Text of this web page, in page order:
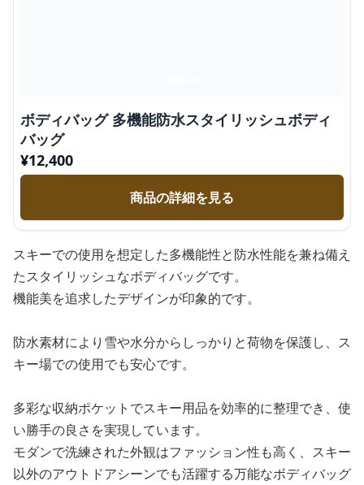
ボディバッグ 多機能防水スタイリッシュボディ
バッグ
¥12,400
商品の詳細を見る
スキーでの使用を想定した多機能性と防水性能を兼ね備え
たスタイリッシュなボディバッグです。
機能美を追求したデザインが印象的です。
防水素材により雪や水分からしっかりと荷物を保護し、ス
キー場での使用でも安心です。
多彩な収納ポケットでスキー用品を効率的に整理でき、使
い勝手の良さを実現しています。
モダンで洗練された外観はファッション性も高く、スキー
以外のアウトドアシーンでも活躍する万能なボディバッグ